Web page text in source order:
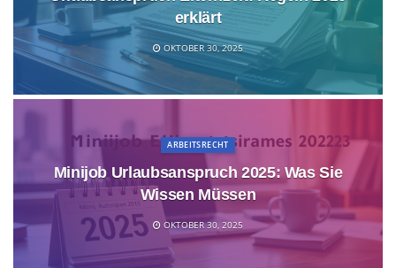
erklärt
OKTOBER 30, 2025
ARBEITSRECHT
Minijob Urlaubsanspruch 2025: Was Sie
Wissen Müssen
OKTOBER 30, 2025